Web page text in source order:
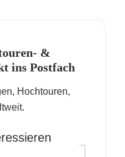
&
ins Postfach
Hochtouren,